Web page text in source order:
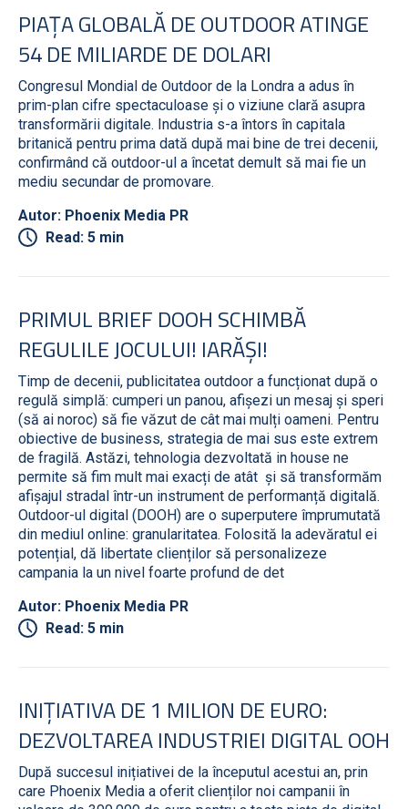
PIAȚA GLOBALĂ DE OUTDOOR ATINGE
54 DE MILIARDE DE DOLARI
Congresul Mondial de Outdoor de la Londra a adus în
prim-plan cifre spectaculoase și o viziune clară asupra
transformării digitale. Industria s-a întors în capitala
britanică pentru prima dată după mai bine de trei decenii,
confirmând că outdoor-ul a încetat demult să mai fie un
mediu secundar de promovare.
Autor: Phoenix Media PR
Read: 5 min
PRIMUL BRIEF DOOH SCHIMBĂ
REGULILE JOCULUI! IARĂȘI!
Timp de decenii, publicitatea outdoor a funcționat după o
regulă simplă: cumperi un panou, afișezi un mesaj și speri
(să ai noroc) să fie văzut de cât mai mulți oameni. Pentru
obiective de business, strategia de mai sus este extrem
de fragilă. Astăzi, tehnologia dezvoltată in house ne
permite să fim mult mai exacți de atât și să transformăm
afișajul stradal într-un instrument de performanță digitală.
Outdoor-ul digital (DOOH) are o superputere împrumutată
din mediul online: granularitatea. Folosită la adevăratul ei
potențial, dă libertate clienților să personalizeze
campania la un nivel foarte profund de det
Autor: Phoenix Media PR
Read: 5 min
INIȚIATIVA DE 1 MILION DE EURO:
DEZVOLTAREA INDUSTRIEI DIGITAL OOH
După succesul inițiativei de la începutul acestui an, prin
care Phoenix Media a oferit clienților noi campanii în